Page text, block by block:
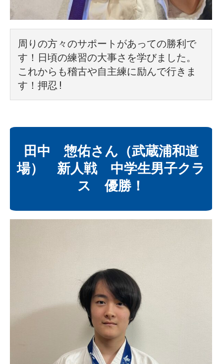
周りの方々のサポートがあっての勝利で
す！日頃の練習の大事さを学びました。
これからも稽古や自主練に励んで行きま
す！押忍!
田中 惣佑さん（武蔵浦和道
場） 新人戦 中学生男子クラ
ス 優勝！